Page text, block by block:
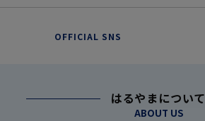
OFFICIAL SNS
はるやまについて
ABOUT US